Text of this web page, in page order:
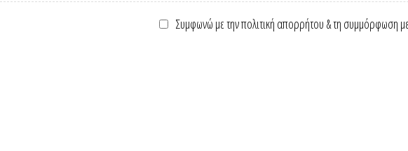
Συμφωνώ με την πολιτική απορρήτου & τη συμμόρφωση